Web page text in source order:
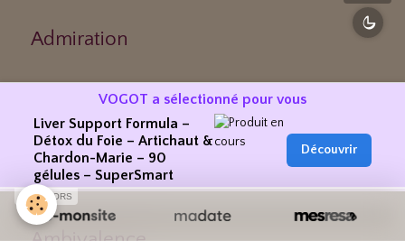
Admiration
Amertume
Agitation
VOGOT a sélectionné pour vous
Liver Support Formula –
Détox du Foie – Artichaut &
Chardon-Marie – 90
gélules – SuperSmart
Découvrir
SPONSORS